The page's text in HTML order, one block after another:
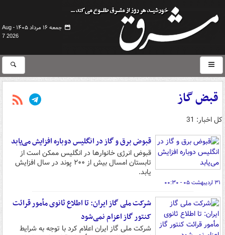
جمعه ۱۶ مرداد ۱۴۰۵ -
Aug
7 2026
قبض گاز
کل اخبار: 31
قبوض برق و گاز در انگلیس دوباره افزایش می‌یابد
قبوض انرژی خانوارها در انگلیس ممکن است از
تابستان امسال بیش از ۲۰۰ پوند در سال افزایش
یابد.
۳۱ اردیبهشت ۰۵ - ۰۰:۳۰
شرکت ملی گاز ایران: تا اطلاع ثانوی مأمور قرائت
کنتور گاز اعزام نمی‌شود
شرکت ملی گاز ایران اعلام کرد با توجه به شرایط